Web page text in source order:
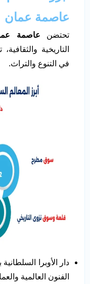
عاصمة عمان
تحتضن عاصمة
التاريخية
في التنوع والتراث.
دار الأوبرا
الفنون العالمية